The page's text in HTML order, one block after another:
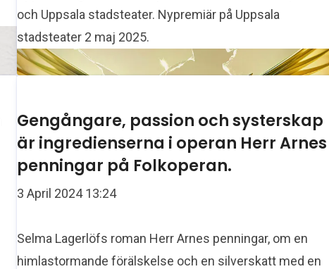
och Uppsala stadsteater. Nypremiär på Uppsala
stadsteater 2 maj 2025.
Gengångare, passion och systerskap
är ingredienserna i operan Herr Arnes
penningar på Folkoperan.
3 April 2024 13:24
Selma Lagerlöfs roman Herr Arnes penningar, om en
himlastormande förälskelse och en silverskatt med en